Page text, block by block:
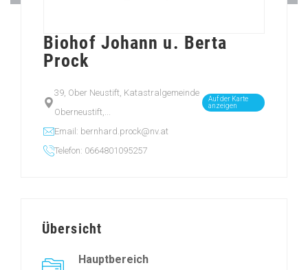
Biohof Johann u. Berta
Prock
39, Ober Neustift, Katastralgemeinde
Oberneustift,...
Auf der Karte
anzeigen
Email: bernhard.prock@nv.at
Telefon: 0664801095257
Übersicht
Hauptbereich